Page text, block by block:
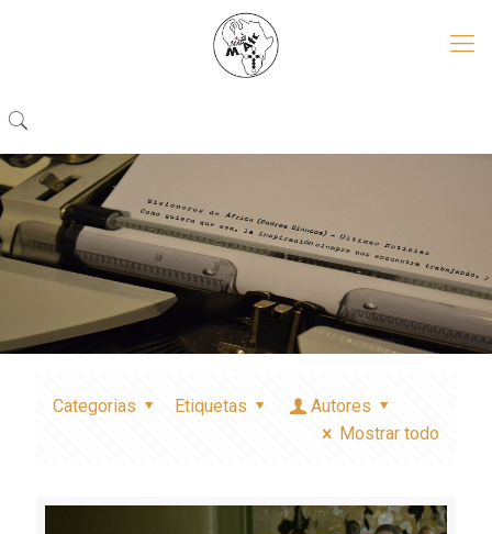
Categorias Etiquetas
Autores
Mostrar todo